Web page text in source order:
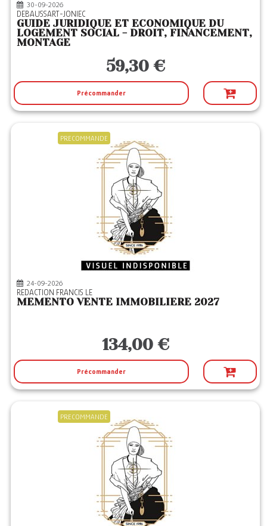
30-09-2026
DEBAUSSART-JONIEC
GUIDE JURIDIQUE ET ECONOMIQUE DU
LOGEMENT SOCIAL - DROIT, FINANCEMENT,
MONTAGE
59,30 €
Précommander
PRECOMMANDE
24-09-2026
REDACTION FRANCIS LE
MEMENTO VENTE IMMOBILIERE 2027
134,00 €
Précommander
PRECOMMANDE